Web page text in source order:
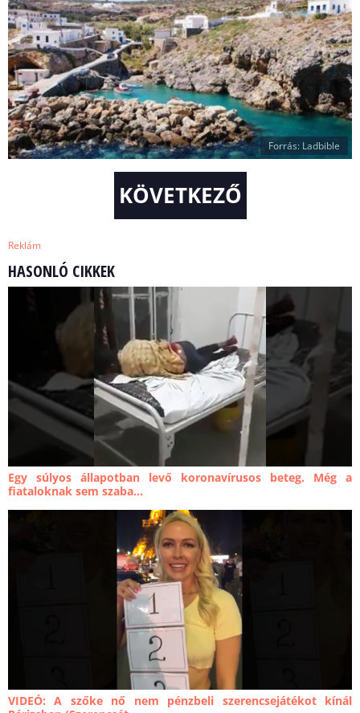
Forrás: Ladbible
KÖVETKEZŐ
Reklám
HASONLÓ CIKKEK
Egy súlyos állapotban levő koronavírusos beteg. Még a
fiataloknak sem szaba...
VIDEÓ: A szőke nő nem pénzbeli szerencsejátékot kínál